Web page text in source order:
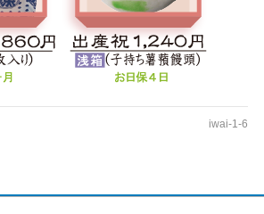
iwai-1-6